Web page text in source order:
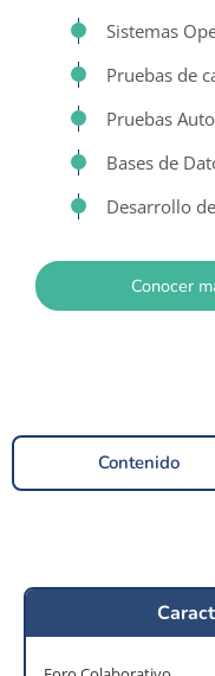
Sistemas
Pruebas de
Pruebas
Bases de
Desarrollo
Conocer
Contenido